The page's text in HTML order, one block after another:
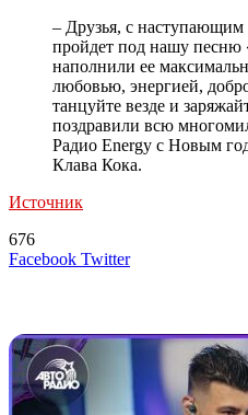
– Друзья, с
пройдет под нашу
наполнили ее
любовью, энергией,
танцуйте везде и
поздравили всю
Радио Energy с Новым
Клава Кока.
Источник
676
Facebook TwitterLinkedIn
Tumblr
Reddit
Вконтакте
Одноклассники
Skype
Messenger
Messenger
WhatsApp
Telegram
Viber
Line
Поделиться
Печатать